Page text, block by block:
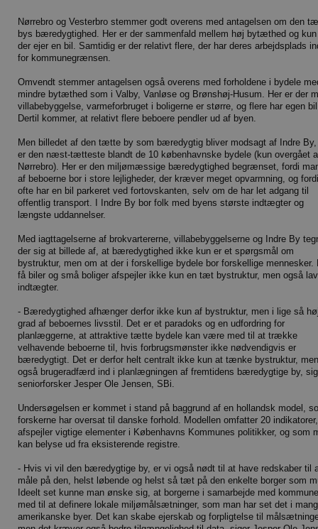
Nørrebro og Vesterbro stemmer godt overens med antagelsen om den
bys bæredygtighed. Her er der sammenfald mellem høj bytæthed og
der ejer en bil. Samtidig er der relativt flere, der har deres arbejdsplads
for kommunegrænsen.
Omvendt stemmer antagelsen også overens med forholdene i bydele
mindre bytæthed som i Valby, Vanløse og Brønshøj-Husum. Her er der
villabebyggelse, varmeforbruget i boligerne er større, og flere har egen
Dertil kommer, at relativt flere beboere pendler ud af byen.
Men billedet af den tætte by som bæredygtig bliver modsagt af Indre By,
er den næst-tætteste blandt de 10 københavnske bydele (kun overgået
Nørrebro). Her er den miljømæssige bæredygtighed begrænset, fordi
af beboerne bor i store lejligheder, der kræver meget opvarmning, og
ofte har en bil parkeret ved fortovskanten, selv om de har let adgang til
offentlig transport. I Indre By bor folk med byens største indtægter og
længste uddannelser.
Med iagttagelserne af brokvartererne, villabebyggelserne og Indre By
der sig at billede af, at bæredygtighed ikke kun er et spørgsmål om
bystruktur, men om at der i forskellige bydele bor forskellige mennesker.
få biler og små boliger afspejler ikke kun en tæt bystruktur, men også
indtægter.
- Bæredygtighed afhænger derfor ikke kun af bystruktur, men i lige så
grad af beboernes livsstil. Det er et paradoks og en udfordring for
planlæggerne, at attraktive tætte bydele kan være med til at trække
velhavende beboerne til, hvis forbrugsmønster ikke nødvendigvis er
bæredygtigt. Det er derfor helt centralt ikke kun at tænke bystruktur, men
også brugeradfærd ind i planlægningen af fremtidens bæredygtige by,
seniorforsker Jesper Ole Jensen, SBi.
Undersøgelsen er kommet i stand på baggrund af en hollandsk model,
forskerne har oversat til danske forhold. Modellen omfatter 20
afspejler vigtige elementer i Københavns Kommunes politikker, og som
kan belyse ud fra eksisterende registre.
- Hvis vi vil den bæredygtige by, er vi også nødt til at have redskaber til
måle på den, helst løbende og helst så tæt på den enkelte borger som
Ideelt set kunne man ønske sig, at borgerne i samarbejde med
med til at definere lokale miljømålsætninger, som man har set det i
amerikanske byer. Det kan skabe ejerskab og forpligtelse til